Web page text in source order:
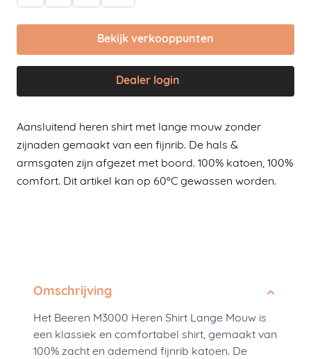
Bekijk verkooppunten
Dealer login
Aansluitend heren shirt met lange mouw zonder
zijnaden gemaakt van een fijnrib. De hals &
armsgaten zijn afgezet met boord. 100% katoen, 100%
comfort. Dit artikel kan op 60ºC gewassen worden.
Omschrijving
Het Beeren M3000 Heren Shirt Lange Mouw is
een klassiek en comfortabel shirt, gemaakt van
100% zacht en ademend fijnrib katoen. De